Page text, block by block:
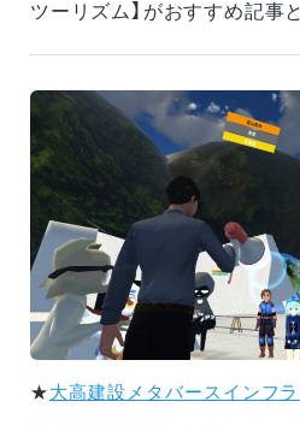
ツーリズム】がおすすめ記事
★大高建設メタバースインフ